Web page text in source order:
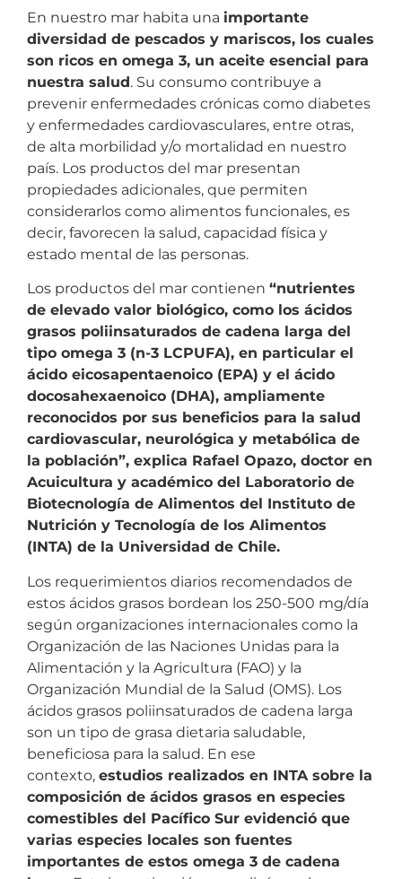
En nuestro mar habita una importante
diversidad de pescados y mariscos, los cuales
son ricos en omega 3, un aceite esencial para
nuestra salud. Su consumo contribuye a
prevenir enfermedades crónicas como diabetes
y enfermedades cardiovasculares, entre otras,
de alta morbilidad y/o mortalidad en nuestro
país. Los productos del mar presentan
propiedades adicionales, que permiten
considerarlos como alimentos funcionales, es
decir, favorecen la salud, capacidad física y
estado mental de las personas.
Los productos del mar contienen “nutrientes
de elevado valor biológico, como los ácidos
grasos poliinsaturados de cadena larga del
tipo omega 3 (n-3 LCPUFA), en particular el
ácido eicosapentaenoico (EPA) y el ácido
docosahexaenoico (DHA), ampliamente
reconocidos por sus beneficios para la salud
cardiovascular, neurológica y metabólica de
la población”, explica Rafael Opazo, doctor en
Acuicultura y académico del Laboratorio de
Biotecnología de Alimentos del Instituto de
Nutrición y Tecnología de los Alimentos
(INTA) de la Universidad de Chile.
Los requerimientos diarios recomendados de
estos ácidos grasos bordean los 250-500 mg/día
según organizaciones internacionales como la
Organización de las Naciones Unidas para la
Alimentación y la Agricultura (FAO) y la
Organización Mundial de la Salud (OMS). Los
ácidos grasos poliinsaturados de cadena larga
son un tipo de grasa dietaria saludable,
beneficiosa para la salud. En ese
contexto, estudios realizados en INTA sobre la
composición de ácidos grasos en especies
comestibles del Pacífico Sur evidenció que
varias especies locales son fuentes
importantes de estos omega 3 de cadena